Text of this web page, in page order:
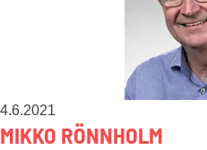
4.6.2021
MIKKO RÖNNHOLM